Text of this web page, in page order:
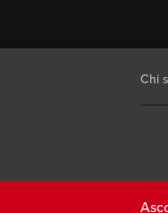
Chi